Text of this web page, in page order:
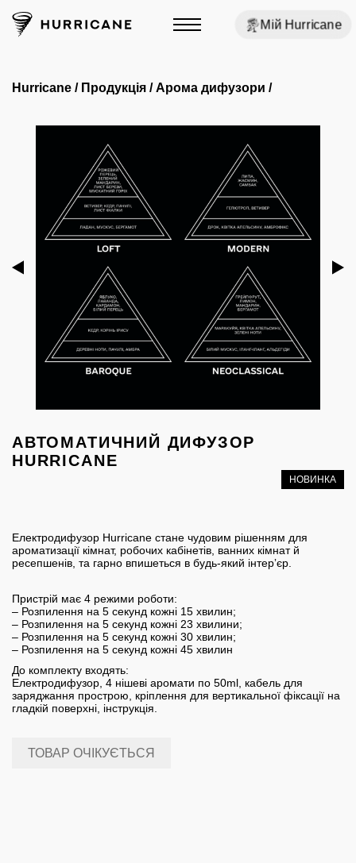
Мій Hurricane
Hurricane / Продукція /Арома дифузори /
АВТОМАТИЧНИЙ ДИФУЗОР
HURRICANE
НОВИНКА
Електродифузор Hurricane стане чудовим рішенням для
ароматизації кімнат, робочих кабінетів, ванних кімнат й
ресепшенів, та гарно впишеться в будь-який інтерʼєр.
Пристрій має 4 режими роботи:
– Розпилення на 5 секунд кожні 15 хвилин;
– Розпилення на 5 секунд кожні 23 хвилини;
– Розпилення на 5 секунд кожні 30 хвилин;
– Розпилення на 5 секунд кожні 45 хвилин
До комплекту входять:
Електродифузор, 4 нішеві аромати по 50ml, кабель для
заряджання прострою, кріплення для вертикальної фіксації на
гладкій поверхні, інструкція.
ТОВАР ОЧІКУЄТЬСЯ